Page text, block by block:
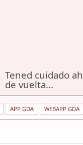
Tened cuidado
de vuelta...
APP GDA WEBAPP GDA